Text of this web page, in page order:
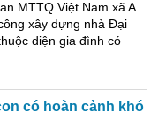
an MTTQ Việt Nam xã A
xây dựng nhà Đại
diện gia đình có
có hoàn cảnh khó